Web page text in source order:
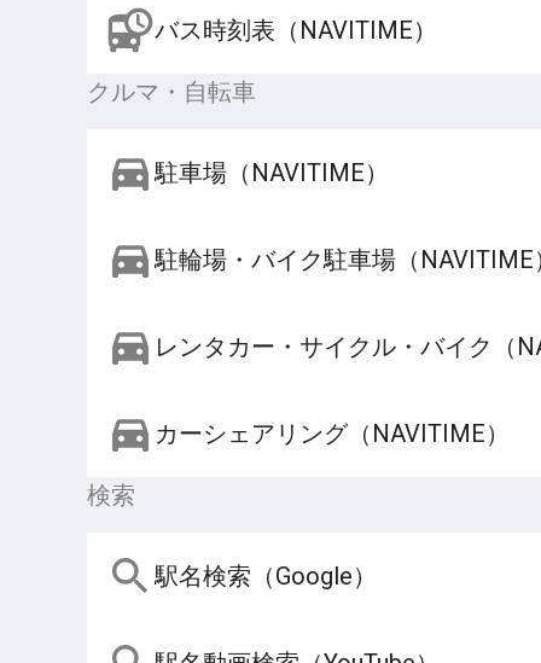
バス時刻表（NAVITIME）
クルマ・自転車
駐車場（NAVITIME）
駐輪場・バイク駐車場（NAVITIME
レンタカー・サイクル・バイク（
カーシェアリング（NAVITIME）
検索
駅名検索（Google）